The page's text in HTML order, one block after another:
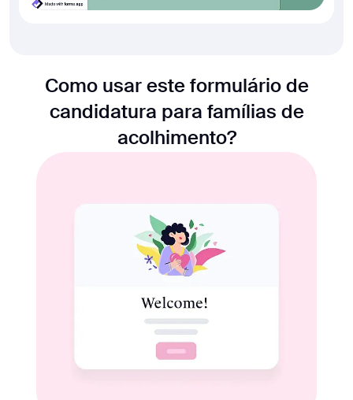
Como usar este formulário de
candidatura para famílias de
acolhimento?